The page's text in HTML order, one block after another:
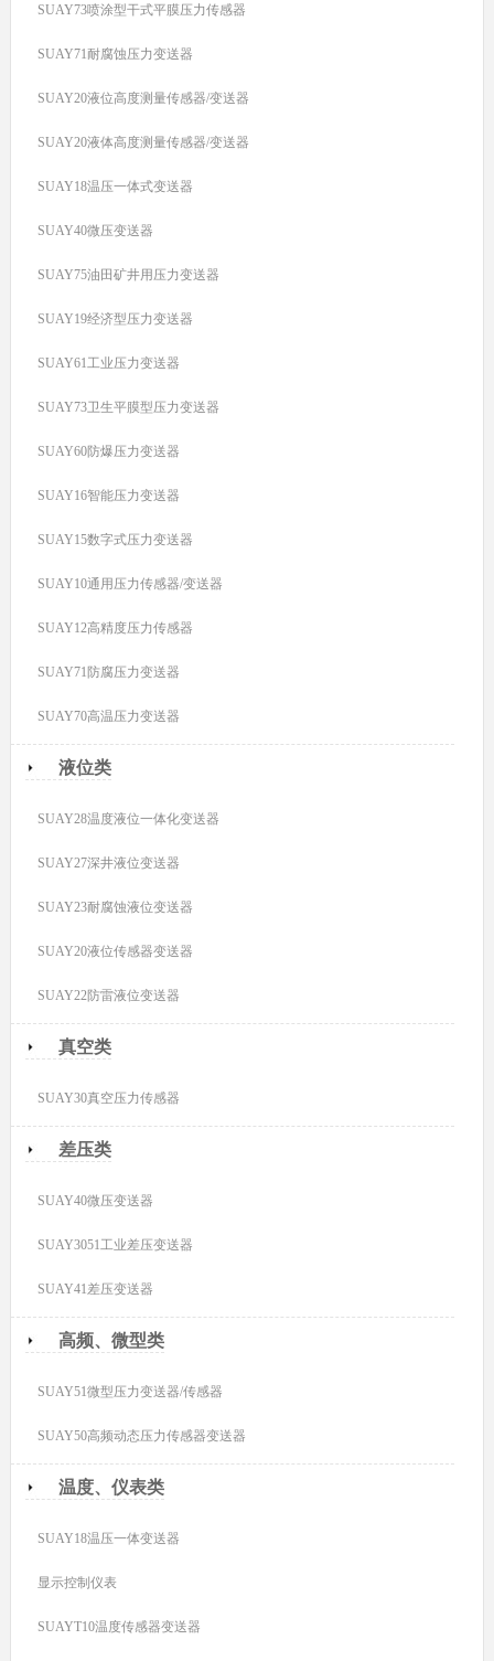
SUAY73喷涂型干式平膜压力传感器
SUAY71耐腐蚀压力变送器
SUAY20液位高度测量传感器/变送器
SUAY20液体高度测量传感器/变送器
SUAY18温压一体式变送器
SUAY40微压变送器
SUAY75油田矿井用压力变送器
SUAY19经济型压力变送器
SUAY61工业压力变送器
SUAY73卫生平膜型压力变送器
SUAY60防爆压力变送器
SUAY16智能压力变送器
SUAY15数字式压力变送器
SUAY10通用压力传感器/变送器
SUAY12高精度压力传感器
SUAY71防腐压力变送器
SUAY70高温压力变送器
液位类
SUAY28温度液位一体化变送器
SUAY27深井液位变送器
SUAY23耐腐蚀液位变送器
SUAY20液位传感器变送器
SUAY22防雷液位变送器
真空类
SUAY30真空压力传感器
差压类
SUAY40微压变送器
SUAY3051工业差压变送器
SUAY41差压变送器
高频、微型类
SUAY51微型压力变送器/传感器
SUAY50高频动态压力传感器变送器
温度、仪表类
SUAY18温压一体变送器
显示控制仪表
SUAYT10温度传感器变送器